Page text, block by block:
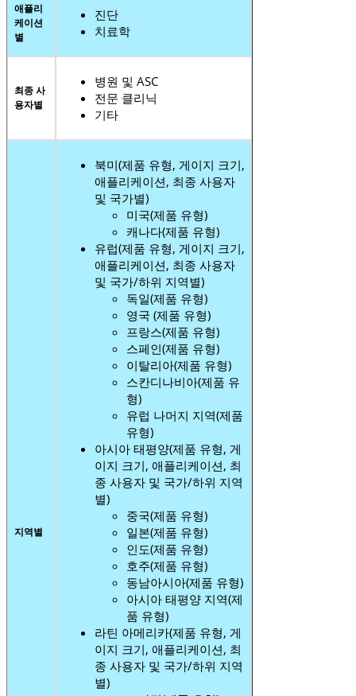
애플리
케이션
별
진단
치료학
최종 사
용자별
병원 및 ASC
전문 클리닉
기타
지역별
북미(제품 유형, 게이지 크기,
애플리케이션, 최종 사용자
및 국가별)
미국(제품 유형)
캐나다(제품 유형)
유럽(제품 유형, 게이지 크기,
애플리케이션, 최종 사용자
및 국가/하위 지역별)
독일(제품 유형)
영국 (제품 유형)
프랑스(제품 유형)
스페인(제품 유형)
이탈리아(제품 유형)
스칸디나비아(제품 유
형)
유럽 ​​나머지 지역(제품
유형)
아시아 태평양(제품 유형, 게
이지 크기, 애플리케이션, 최
종 사용자 및 국가/하위 지역
별)
중국(제품 유형)
일본(제품 유형)
인도(제품 유형)
호주(제품 유형)
동남아시아(제품 유형)
아시아 태평양 지역(제
품 유형)
라틴 아메리카(제품 유형, 게
이지 크기, 애플리케이션, 최
종 사용자 및 국가/하위 지역
별)